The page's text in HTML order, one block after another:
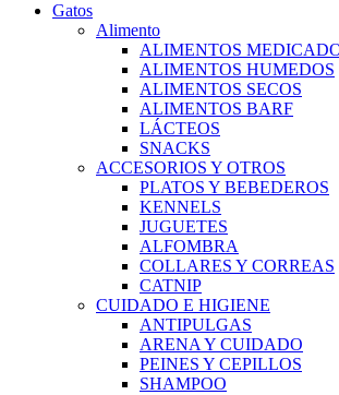
Gatos
Alimento
ALIMENTOS
ALIMENTOS HUMEDOS
ALIMENTOS SECOS
ALIMENTOS BARF
LÁCTEOS
SNACKS
ACCESORIOS Y OTROS
PLATOS Y BEBEDEROS
KENNELS
JUGUETES
ALFOMBRA
COLLARES Y CORREAS
CATNIP
CUIDADO E HIGIENE
ANTIPULGAS
ARENA Y CUIDADO
PEINES Y CEPILLOS
SHAMPOO